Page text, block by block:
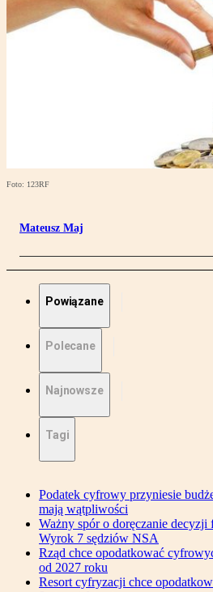
Foto: 123RF
Mateusz Maj
Powiązane
Polecane
Najnowsze
Tagi
Podatek cyfrowy przyniesie
mają wątpliwości
Ważny spór o doręczanie decyzji
Wyrok 7 sędziów NSA
Rząd chce opodatkować
od 2027 roku
Resort cyfryzacji chce